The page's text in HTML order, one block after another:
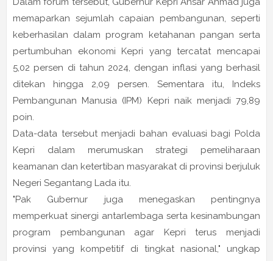
memaparkan sejumlah capaian pembangunan, seperti
keberhasilan dalam program ketahanan pangan serta
pertumbuhan ekonomi Kepri yang tercatat mencapai
5,02 persen di tahun 2024, dengan inflasi yang berhasil
ditekan hingga 2,09 persen. Sementara itu, Indeks
Pembangunan Manusia (IPM) Kepri naik menjadi 79,89
poin.
Data-data tersebut menjadi bahan evaluasi bagi Polda
Kepri dalam merumuskan strategi pemeliharaan
keamanan dan ketertiban masyarakat di provinsi berjuluk
Negeri Segantang Lada itu.
"Pak Gubernur juga menegaskan pentingnya
memperkuat sinergi antarlembaga serta kesinambungan
program pembangunan agar Kepri terus menjadi
provinsi yang kompetitif di tingkat nasional," ungkap